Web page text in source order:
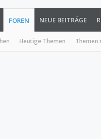
FOREN
Heutige Themen Themen
NEUE BEITRÄGE